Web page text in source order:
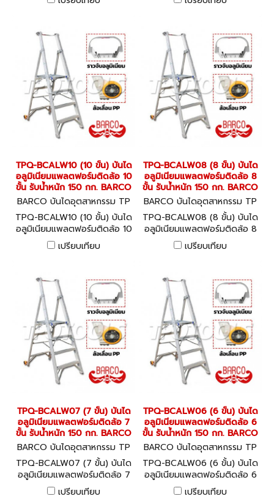
TPQ-BCALW10 (10 ขั้น) บันได
อลูมิเนียมแพลตฟอร์มติดล้อ 10
ขั้น รับน้ำหนัก 150 กก. BARCO
BARCO บันไดอุตสาหกรรม TP
Q-BCALW10
TPQ-BCALW10 (10 ขั้น) บันได
อลูมิเนียมแพลตฟอร์มติดล้อ 10
ขั้น รับน้ำหนัก 150 กก. BARCO
เปรียบเทียบ
TPQ-BCALW08 (8 ขั้น) บันได
อลูมิเนียมแพลตฟอร์มติดล้อ 8
ขั้น รับน้ำหนัก 150 กก. BARCO
BARCO บันไดอุตสาหกรรม TP
Q-BCALW08
TPQ-BCALW08 (8 ขั้น) บันได
อลูมิเนียมแพลตฟอร์มติดล้อ 8
ขั้น รับน้ำหนัก 150 กก. BARCO
เปรียบเทียบ
TPQ-BCALW07 (7 ขั้น) บันได
อลูมิเนียมแพลตฟอร์มติดล้อ 7
ขั้น รับน้ำหนัก 150 กก. BARCO
BARCO บันไดอุตสาหกรรม TP
Q-BCALW07
TPQ-BCALW07 (7 ขั้น) บันได
อลูมิเนียมแพลตฟอร์มติดล้อ 7
ขั้น รับน้ำหนัก 150 กก. BARCO
เปรียบเทียบ
TPQ-BCALW06 (6 ขั้น) บันได
อลูมิเนียมแพลตฟอร์มติดล้อ 6
ขั้น รับน้ำหนัก 150 กก. BARCO
BARCO บันไดอุตสาหกรรม TP
Q-BCALW06
TPQ-BCALW06 (6 ขั้น) บันได
อลูมิเนียมแพลตฟอร์มติดล้อ 6
ขั้น รับน้ำหนัก 150 กก. BARCO
เปรียบเทียบ